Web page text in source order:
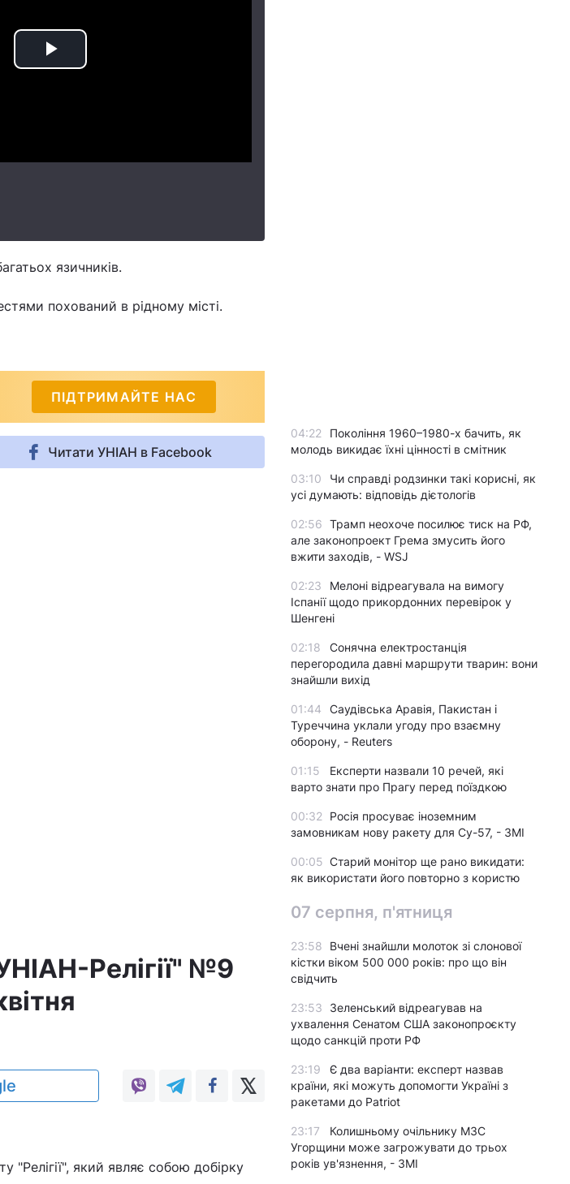
Play
язичників.
похований в рідному місті.
ПІДТРИМАЙТЕ НАС
Читати УНІАН в Facebook
Релігії" №9
який являє собою добірку
04:22
Покоління 1960–1980-х бачить, як
молодь викидає їхні цінності в смітник
03:10
Чи справді родзинки такі корисні, як
усі думають: відповідь дієтологів
02:56 Трамп неохоче посилює тиск на РФ,
але законопроект Грема змусить його
вжити заходів, - WSJ
02:23
Мелоні відреагувала на вимогу
Іспанії щодо прикордонних перевірок у
Шенгені
02:18
Сонячна електростанція
перегородила давні маршрути тварин: вони
знайшли вихід
01:44
Саудівська Аравія, Пакистан і
Туреччина уклали угоду про взаємну
оборону, - Reuters
01:15
Експерти назвали 10 речей, які
варто знати про Прагу перед поїздкою
00:32
Росія просуває іноземним
замовникам нову ракету для Су-57, - ЗМІ
00:05 Старий монітор ще рано викидати:
як використати його повторно з користю
07 серпня, п'ятниця
23:58
Вчені знайшли молоток зі слонової
кістки віком 500 000 років: про що він
свідчить
23:53
Зеленський відреагував на
ухвалення Сенатом США законопроєкту
щодо санкцій проти РФ
23:19
Є два варіанти: експерт назвав
країни, які можуть допомогти Україні з
ракетами до Patriot
23:17
Колишньому очільнику МЗС
Угорщини може загрожувати до трьох
років ув'язнення, - ЗМІ